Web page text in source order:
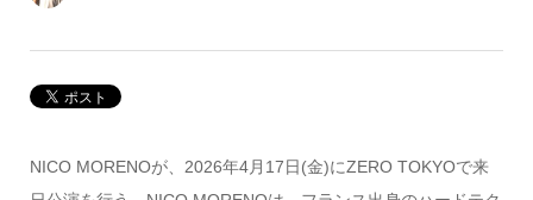
NICO MORENOが、2026年4月17日(金)にZERO TOKYOで来